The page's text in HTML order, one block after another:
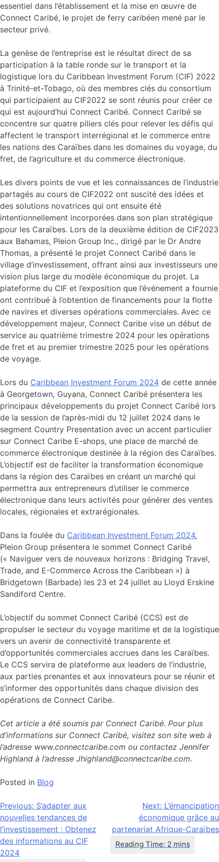
essentiel dans l’établissement et la mise en œuvre de
Connect Caribé, le projet de ferry caribéen mené par le
secteur privé.
La genèse de l’entreprise est le résultat direct de sa
participation à la table ronde sur le transport et la
logistique lors du Caribbean Investment Forum (CIF) 2022
à Trinité-et-Tobago, où des membres clés du consortium
qui participaient au CIF2022 se sont réunis pour créer ce
qui est aujourd’hui Connect Caribé. Connect Caribé se
concentre sur quatre piliers clés pour relever les défis qui
affectent le transport interrégional et le commerce entre
les nations des Caraïbes dans les domaines du voyage, du
fret, de l’agriculture et du commerce électronique.
Les divers points de vue et les connaissances de l’industrie
partagés au cours de CIF2022 ont suscité des idées et
des solutions novatrices qui ont ensuite été
intentionnellement incorporées dans son plan stratégique
pour les Caraïbes. Lors de la deuxième édition de CIF2023
aux Bahamas, Pleion Group Inc., dirigé par le Dr Andre
Thomas, a présenté le projet Connect Caribé dans le
village d’investissement, offrant ainsi aux investisseurs une
vision plus large du modèle économique du projet. La
plateforme du CIF et l’exposition que l’événement a fournie
ont contribué à l’obtention de financements pour la flotte
de navires et diverses opérations commerciales. Avec ce
développement majeur, Connect Caribe vise un début de
service au quatrième trimestre 2024 pour les opérations
de fret et au premier trimestre 2025 pour les opérations
de voyage.
Lors du Caribbean Investment Forum 2024 de cette année
à Georgetown, Guyana, Connect Caribé présentera les
principaux développements du projet Connect Caribé lors
de la session de l’après-midi du 12 juillet 2024 dans le
segment Country Presentation avec un accent particulier
sur Connect Caribe E-shops, une place de marché de
commerce électronique destinée à la région des Caraïbes.
L’objectif est de faciliter la transformation économique
dans la région des Caraïbes en créant un marché qui
permettra aux entrepreneurs d’utiliser le commerce
électronique dans leurs activités pour générer des ventes
locales, régionales et extrarégionales.
Dans la foulée du Caribbean Investment Forum 2024,
Pleion Group présentera le sommet Connect Caribé
(« Naviguer vers de nouveaux horizons : Bridging Travel,
Trade, and E-Commerce Across the Caribbean ») à
Bridgetown (Barbade) les 23 et 24 juillet au Lloyd Erskine
Sandiford Centre.
L’objectif du sommet Connect Caribé (CCS) est de
propulser le secteur du voyage maritime et de la logistique
vers un avenir de connectivité transparente et
d’opportunités commerciales accrues dans les Caraïbes.
Le CCS servira de plateforme aux leaders de l’industrie,
aux parties prenantes et aux innovateurs pour se réunir et
s’informer des opportunités dans chaque division des
opérations de Connect Caribe.
Cet article a été soumis par Connect Caribé. Pour plus
d’informations sur Connect Caribé, visitez son site web à
l’adresse www.connectcaribe.com ou contactez Jennifer
Highland à l’adresse Jhighland@connectcaribe.com.
Posted in Blog
Navigation
de
l’article
Previous: S’adapter aux
nouvelles tendances de
l’investissement : Obtenez
des informations au CIF
2024
Next: L’émancipation
économique grâce au
partenariat Afrique-Caraïbes